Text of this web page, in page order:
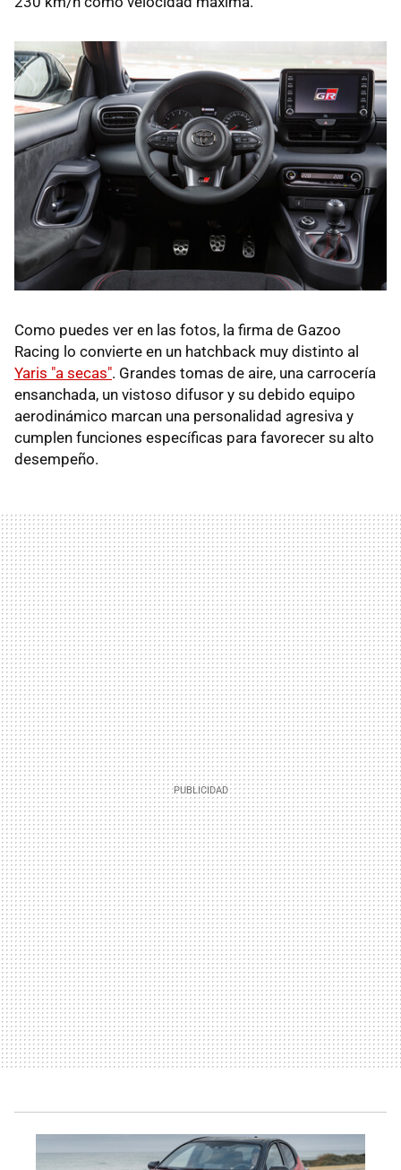
Como puedes ver en las fotos, la firma de Gazoo
Racing lo convierte en un hatchback muy distinto al
Yaris "a secas". Grandes tomas de aire, una carrocería
ensanchada, un vistoso difusor y su debido equipo
aerodinámico marcan una personalidad agresiva y
cumplen funciones específicas para favorecer su alto
desempeño.